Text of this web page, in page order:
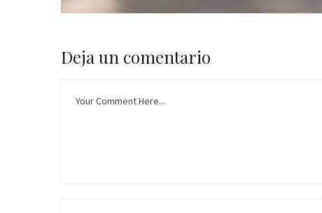
Deja un comentario